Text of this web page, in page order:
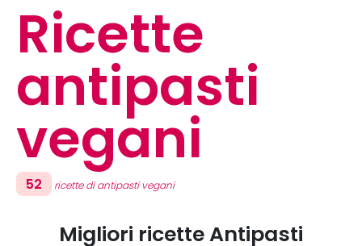
Ricette
antipasti
vegani
52 ricette di antipasti vegani
Migliori ricette Antipasti